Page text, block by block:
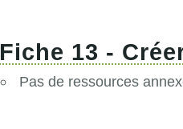
Fiche 13 -
Pas de ressources